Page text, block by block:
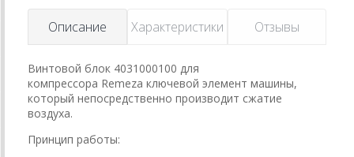
Описание Характеристики Отзывы
Винтовой блок 4031000100 для
компрессора Remeza ключевой элемент машины,
который непосредственно производит сжатие
воздуха.
Принцип работы: